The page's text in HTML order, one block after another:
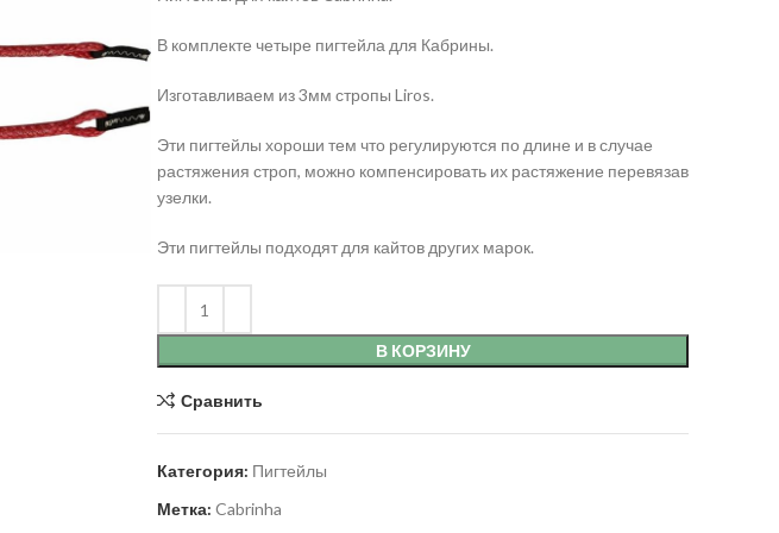
В комплекте четыре пигтейла для Кабрины.
Изготавливаем из 3мм стропы Liros.
Эти пигтейлы хороши тем что регулируются по длине и в случае
растяжения строп, можно компенсировать их растяжение перевязав
узелки.
Эти пигтейлы подходят для кайтов других марок.
В КОРЗИНУ
Сравнить
Категория: Пигтейлы
Метка: Cabrinha